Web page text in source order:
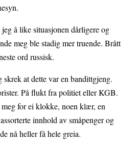
å like situasjonen dårligere og
meg ble stadig mer truende. Brått
ord russisk.
at dette var en bandittgjeng.
På flukt fra politiet eller KGB.
for ei klokke, noen klær, en
innhold av småpenger og
nå heller få hele greia.